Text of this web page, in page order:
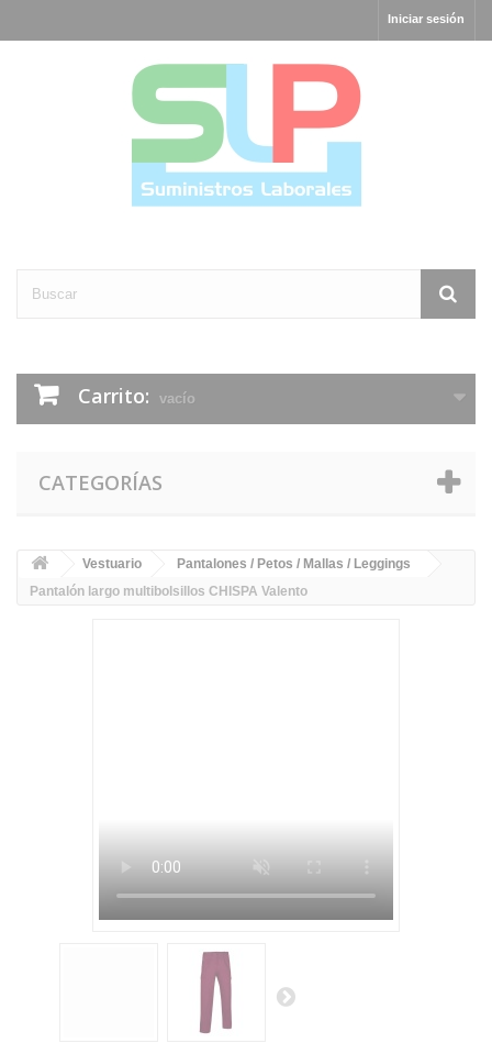
Iniciar sesión
Carrito: vacío
CATEGORÍAS
Vestuario
Pantalones / Petos / Mallas / Leggings
Pantalón largo multibolsillos CHISPA Valento